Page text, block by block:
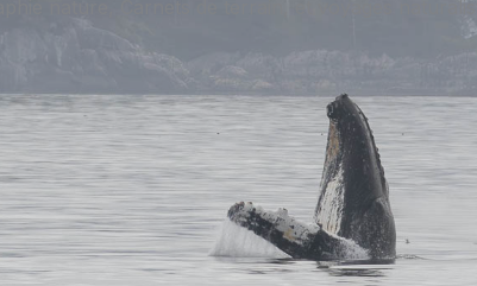
nature, Carnets de terrain, et voyages